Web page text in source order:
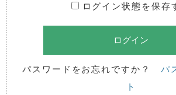
ログイン状態を保存
パスワードをお忘れですか？ パ
ト